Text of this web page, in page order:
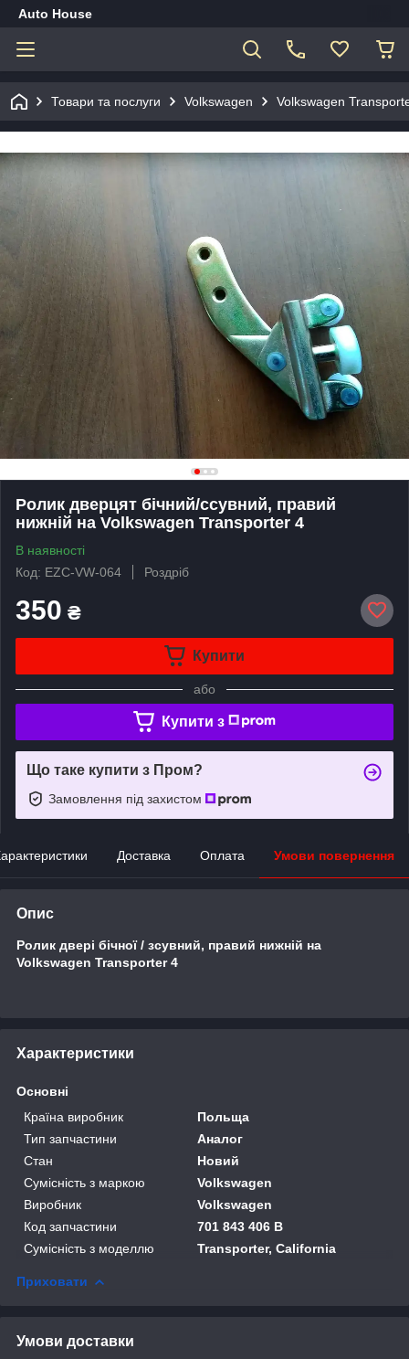
Auto House
Товари та послуги Volkswagen Volkswagen
Ролик дверцят бічний/ссувний, правий
нижній на Volkswagen Transporter 4
В наявності
Код: EZC-VW-064
Роздріб
350 ₴
Купити
або
Купити з
Що таке купити з Пром?
Замовлення під захистом
Доставка Оплата Умови повернення
Опис
Ролик двері бічної / зсувний, правий нижній на
Volkswagen Transporter 4
Характеристики
Основні
Країна виробник
Польща
Тип запчастини
Аналог
Стан
Новий
Сумісність з маркою
Volkswagen
Виробник
Volkswagen
Код запчастини
701 843 406 B
Сумісність з моделлю
Transporter, California
Приховати
Умови доставки